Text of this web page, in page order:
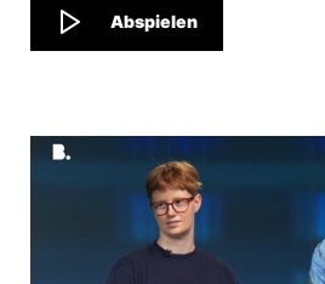
Abspielen